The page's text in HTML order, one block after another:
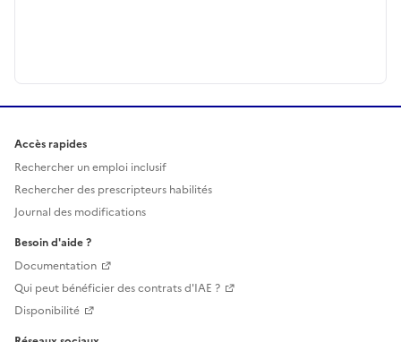
Accès rapides
Rechercher un emploi inclusif
Rechercher des prescripteurs habilités
Journal des modifications
Besoin d'aide ?
Documentation
Qui peut bénéficier des contrats d'IAE ?
Disponibilité